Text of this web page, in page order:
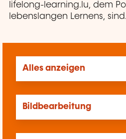
lifelong-learning.lu, dem
lebenslangen Lernens, sind.
Alles anzeigen
Bildbearbeitung